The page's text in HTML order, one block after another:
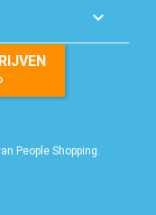

People Shopping.